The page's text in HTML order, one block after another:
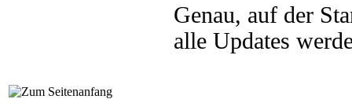
Genau, auf der
alle Updates